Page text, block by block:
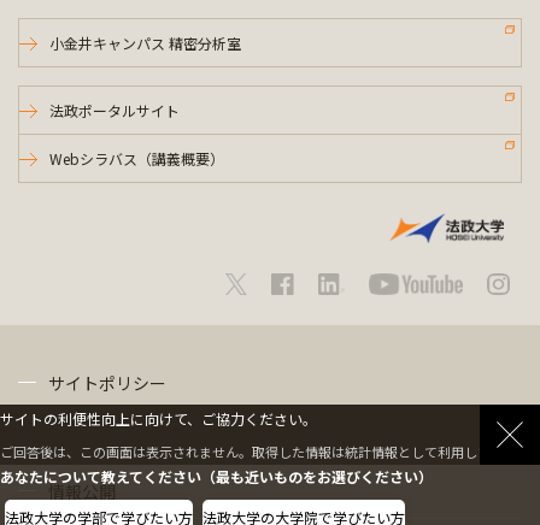
小金井キャンパス 精密分析室
法政ポータルサイト
Webシラバス（講義概要）
サイトポリシー
情報公開
サイトの利便性向上に向けて、ご協力ください。
ご回答後は、この画面は表示されません。取得した情報は統計情報として利用します。
あなたについて教えてください（最も近いものをお選びください）
法政大学の学部で学びたい方 法政大学の大学院で学びたい方